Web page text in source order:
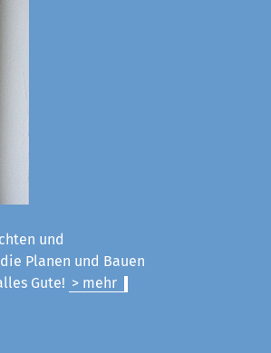
und
Planen und Bauen
Gute! > mehr